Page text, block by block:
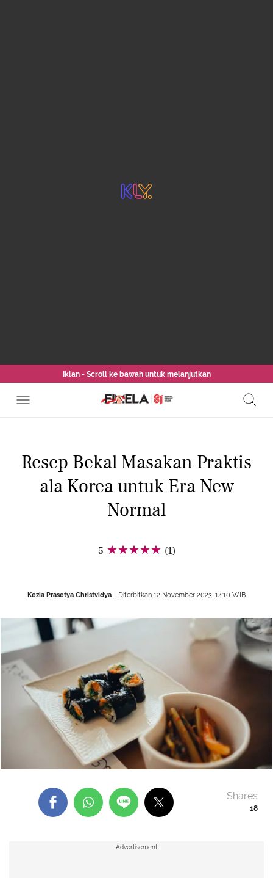
Iklan - Scroll ke bawah untuk melanjutkan
Resep Bekal Masakan Praktis
ala Korea untuk Era New
Normal
5 (1)
Kezia Prasetya Christvidya Diterbitkan 12 November 2023, 14:10 WIB
18
Shares
Advertisement